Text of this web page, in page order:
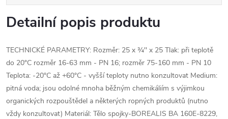
Detailní popis produktu
TECHNICKÉ PARAMETRY: Rozměr: 25 x ¾'' x 25 Tlak: při teplotě
do 20°C rozměr 16-63 mm - PN 16; rozměr 75-160 mm - PN 10
Teplota: -20°C až +60°C - vyšší teploty nutno konzultovat Medium:
pitná voda; jsou odolné mnoha běžným chemikáliím s výjimkou
organických rozpouštědel a některých ropných produktů (nutno
vždy konzultovat) Materiál: Tělo spojky-BOREALIS BA 160E-8229,